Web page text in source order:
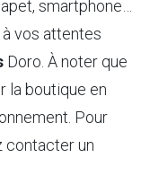
vos attentes
Doro. À noter que
la boutique en
Pour
contacter un